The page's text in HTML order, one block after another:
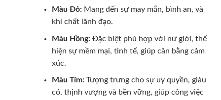
Màu Đỏ:Mang đến sự may mắn, bình an, và
khí chất lãnh đạo.
Màu Hồng:Đặc biệt phù hợp với nữ giới, thể
hiện sự mềm mại, tinh tế, giúp cân bằng cảm
xúc.
Màu Tím:Tượng trưng cho sự uy quyền, giàu
có, thịnh vượng và bền vững, giúp công việc